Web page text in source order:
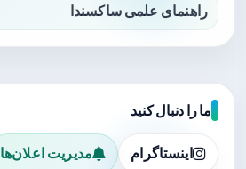
راهنمای علمی ساکسندا
ما را دنبال کنید
اینستاگرام مدیریت اعلان‌ها